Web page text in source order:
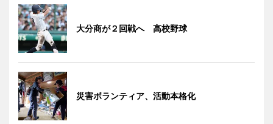
大分商が２回戦へ 高校野球
災害ボランティア、活動本格化